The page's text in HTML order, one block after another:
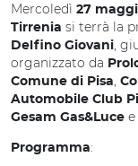
Mercoledì 27
Tirrenia si terrà la
Delfino Giovani,
organizzato da
Comune di Pisa,
Automobile Club
Gesam Gas&Luce e
Programma: